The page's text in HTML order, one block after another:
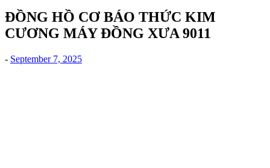
ĐỒNG HỒ CƠ BÁO THỨC KIM
CƯƠNG MÁY ĐỒNG XƯA 9011
- September 7, 2025